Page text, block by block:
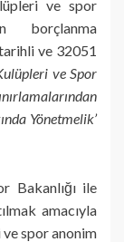
ve spor
borçlanma
ve 32051
ve Spor
Yönetmelik’
Bakanlığı ile
amacıyla
spor anonim